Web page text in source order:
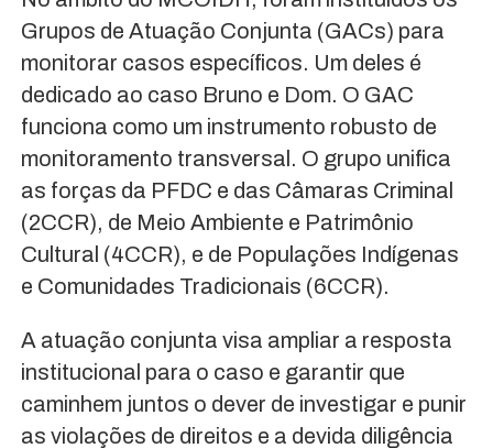
Grupos de Atuação Conjunta (GACs) para
monitorar casos específicos. Um deles é
dedicado ao caso Bruno e Dom. O GAC
funciona como um instrumento robusto de
monitoramento transversal. O grupo unifica
as forças da PFDC e das Câmaras Criminal
(2CCR), de Meio Ambiente e Patrimônio
Cultural (4CCR), e de Populações Indígenas
e Comunidades Tradicionais (6CCR).
A atuação conjunta visa ampliar a resposta
institucional para o caso e garantir que
caminhem juntos o dever de investigar e punir
as violações de direitos e a devida diligência